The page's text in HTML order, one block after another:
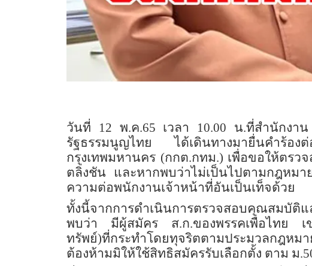
วันที่ 12 พ.ค.65 เวลา 10.00 น.ที่สำนักงา
รัฐธรรมนูญไทย ได้เดินทางมายื่นคำร้อง
กรุงเทพมหานคร (กกต.กทม.) เพื่อขอให้ตร
ตลิ่งชัน และหากพบว่าไม่เป็นไปตามกฎหมา
ความต่อพนักงานเจ้าหน้าที่อันเป็นเท็จด้วย
ทั้งนี้จากการดำเนินการตรวจสอบคุณสมบัติ
พบว่า มีผู้สมัคร ส.ก.ของพรรคเพื่อไทย เข
ทรัพย์)ที่กระทำโดยทุจริตตามประมวลกฎหม
ต้องห้ามมิให้ใช้สิทธิสมัครรับเลือกตั้ง ตาม ม